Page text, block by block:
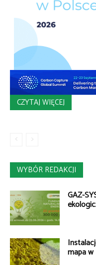
CZYTAJ WIĘCEJ
WYBÓR REDAKCJI
GAZ-
mapa